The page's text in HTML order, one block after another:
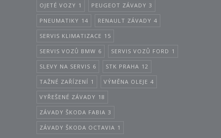
OJETÉ VOZY 1 PEUGEOT ZÁVADY 3
PNEUMATIKY 14 RENAULT ZÁVADY 4
SERVIS KLIMATIZACE 15
SERVIS VOZŮ BMW 6 SERVIS VOZŮ FORD 1
SLEVY NA SERVIS 6 STK PRAHA 12
TAŽNÉ ZAŘÍZENÍ 1 VÝMĚNA OLEJE 4
VYŘEŠENÉ ZÁVADY 18
ZÁVADY ŠKODA FABIA 3
ZÁVADY ŠKODA OCTAVIA 1